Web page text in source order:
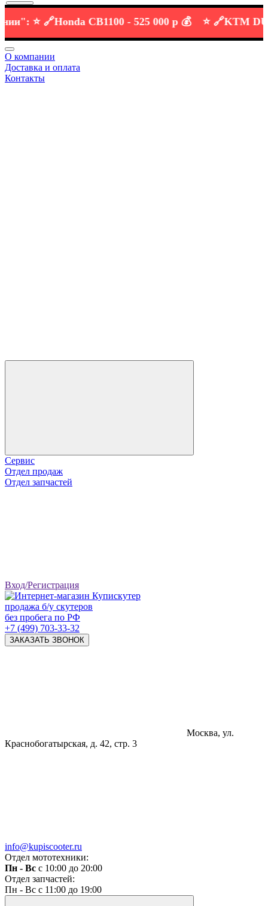
⭐️ 🔗 Honda CB1100 -525 000 р 💰 ⭐️ 🔗 KTM DUKE
О компании
Доставка и оплата
Контакты
Сервис
Отдел продаж
Отдел запчастей
Вход/Регистрация
продажа б/у скутеров
без пробега по РФ
+7 (499) 703-33-32
ЗАКАЗАТЬ ЗВОНОК
Москва, ул.
Краснобогатырская, д. 42, стр. 3
info@kupiscooter.ru
Отдел мототехники:
Пн - Вс с 10:00 до 20:00
Отдел запчастей:
Пн - Вс с 11:00 до 19:00